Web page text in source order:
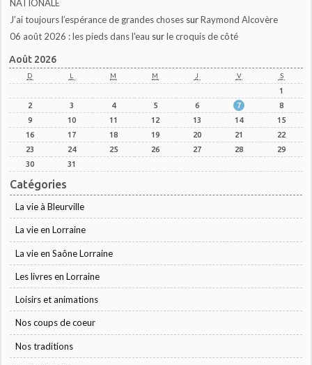
NATIONALE
J’ai toujours l’espérance de grandes choses surRaymond Alcovère
06 août 2026 : les pieds dans l'eau surle croquis de côté
Août 2026
D L M M J V S
1
2
3 4 5 6 7
8
9
10 11 12 13 14
15
16
17 18 19 20 21
22
23
24 25 26 27 28
29
30
31
Catégories
La vie à Bleurville
La vie en Lorraine
La vie en Saône Lorraine
Les livres en Lorraine
Loisirs et animations
Nos coups de coeur
Nos traditions